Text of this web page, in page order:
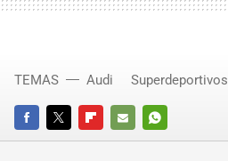
FACEBOOKTWITTERFLIPBOARD
E-
WHATSAPP
TEMAS Audi Superdeportivos